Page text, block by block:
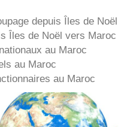
depuis Îles de Noël
Îles de Noël vers Maroc
au Maroc
au Maroc
au Maroc